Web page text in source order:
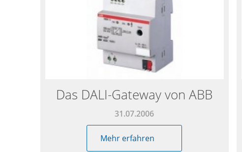
Das DALI-Gateway von ABB
31.07.2006
Mehr erfahren